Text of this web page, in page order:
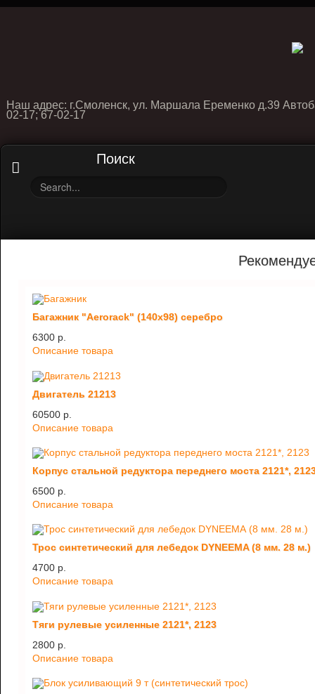
Наш адрес: г.Смоленск, ул. Маршала Еременко д.39
02-17; 67-02-17
Поиск
Багажник "Aerorack" (140х98) серебро
6300 p.
Описание товара
Двигатель 21213
60500 p.
Описание товара
Корпус стальной редуктора переднего моста 2121*,
6500 p.
Описание товара
Трос синтетический для лебедок DYNEEMA (8 мм. 28 м.)
4700 p.
Описание товара
Тяги рулевые усиленные 2121*, 2123
2800 p.
Описание товара